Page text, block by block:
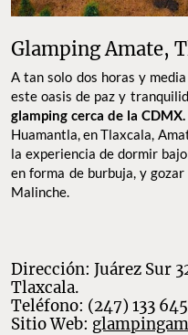
Glamping Amate,
A tan solo dos horas y
este oasis de paz y
glamping cerca de la CDMX.
Huamantla, en Tlaxcala,
la experiencia de dormir
en forma de burbuja, y
Malinche.
Dirección: Juárez Sur
Tlaxcala.
Teléfono: (247) 133
Sitio Web: